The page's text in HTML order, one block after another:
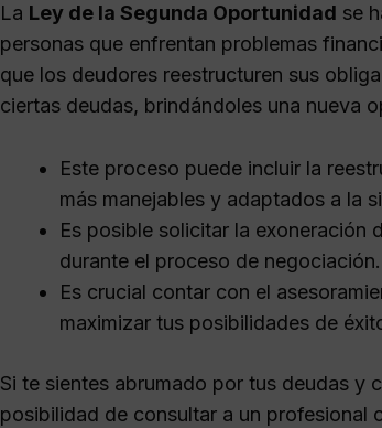
La Ley de la Segunda Oportunidad se
personas que enfrentan problemas
que los deudores reestructuren sus
ciertas deudas, brindándoles una nueva
Este proceso puede incluir la
más manejables y adaptados a la
Es posible solicitar la exoneración
durante el proceso de negociación.
Es crucial contar con el
maximizar tus posibilidades de
Si te sientes abrumado por tus deudas y
posibilidad de consultar a un profesional